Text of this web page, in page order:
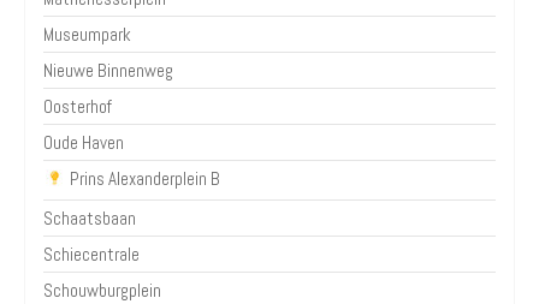
Museumpark
Nieuwe Binnenweg
Oosterhof
Oude Haven
Prins Alexanderplein B
Schaatsbaan
Schiecentrale
Schouwburgplein